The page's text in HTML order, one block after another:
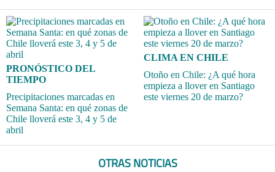
PRONÓSTICO DEL
TIEMPO
Precipitaciones marcadas en
Semana Santa: en qué zonas de
Chile lloverá este 3, 4 y 5 de
abril
CLIMA EN CHILE
Otoño en Chile: ¿A qué hora
empieza a llover en Santiago
este viernes 20 de marzo?
OTRAS NOTICIAS